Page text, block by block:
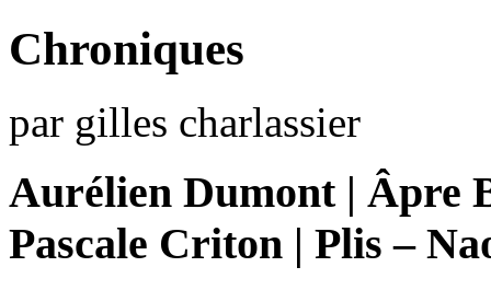
Chroniques
par gilles charlassier
Aurélien Dumont | Âpre
Pascale Criton | Plis –